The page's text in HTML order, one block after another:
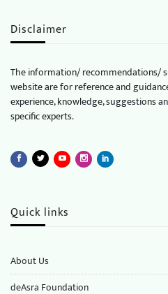
Disclaimer
The information/ recommendations/
website are for reference and
experience, knowledge, suggestions
specific experts.
Quick links
About Us
deAsra Foundation